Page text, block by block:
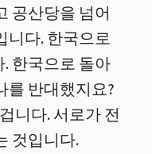
공산당을 넘어
니다. 한국으로
한국으로 돌아
를 반대했지요?
니다. 서로가 전
것입니다.